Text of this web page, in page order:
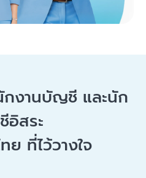
กงานบัญชี และนัก
สระ
ย ที่ไว้วางใจ